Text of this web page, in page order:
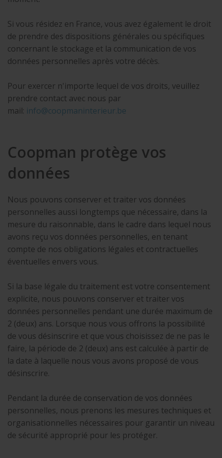
Si vous résidez en France, vous avez également le droit
de prendre des dispositions générales ou spécifiques
concernant le stockage et la communication de vos
données personnelles après votre décès.
Pour exercer n'importe lequel de vos droits, veuillez
prendre contact avec nous par
mail: info@coopmaninterieur.be
Coopman protège vos
données
Nous pouvons conserver et traiter vos données
personnelles aussi longtemps que nécessaire, dans la
mesure du raisonnable, dans le cadre dans lequel nous
avons reçu vos données personnelles, en tenant
compte de nos obligations légales et contractuelles
éventuelles envers vous.
Si la base légale du traitement est votre consentement
explicite, nous pouvons conserver et traiter vos
données personnelles pendant une durée maximum de
2 (deux) ans. Lorsque nous vous offrons la possibilité
de vous désinscrire et que vous choisissez de ne pas le
faire, la période de 2 (deux) ans est calculée à partir de
la date à laquelle nous vous avons proposé de vous
désinscrire.
Pendant la durée de conservation de vos données
personnelles, nous prenons les mesures techniques et
organisationnelles nécessaires pour garantir un niveau
de sécurité approprié pour les protéger.